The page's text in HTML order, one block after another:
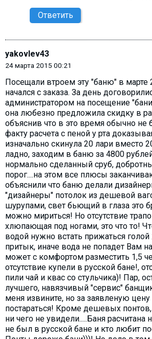
Ответить
yakovlev43
24 марта 2015 00:21
Посещали втроем эту "баню" в марте
начался с заказа. За день
администратором на посещение
она любезно предложила скидку в
объяснив что в это время обычно
факту расчета с пеной у рта
изначально скинула 20 лари вместо
ладно, заходим в баню за 4800
нормально сделанный сруб,
порог....на этом все плюсы
объяснили что баню делали
"дизайнеры" потолок из дешевой
шурупами, свет бьющий в глаза это
можно мириться! Но отсутствие
хлюпающая под ногами, это что то!
водой нужно встать прижаться
притык, иначе вода не попадет Вам
может с комфортом разместить 1,5
отсутствие купели в русской бане!,
пили чай и квас со стульчика)! Пар,
лучшего, навязчивый "сервис"
меня извините, но за заявленую
постараться! Кроме дешевых
ни чего не увидели.....Баня расчитана
не был в русской бане и кто любит